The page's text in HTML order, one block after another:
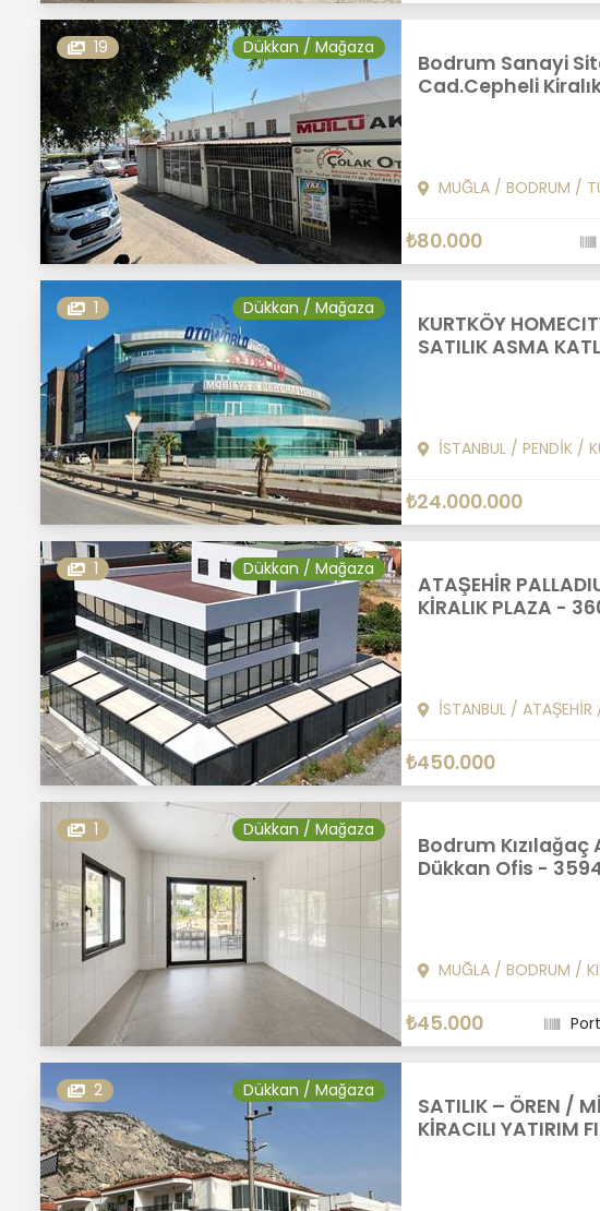
19 Dükkan / Mağaza
Bodrum Sanayi
Cad.Cepheli
MUĞLA/ BODRUM /
₺80.000
1 Dükkan / Mağaza
KURTKÖY
SATILIK ASMA
İSTANBUL/ PENDİK/
₺24.000.000
1 Dükkan / Mağaza
ATAŞEHİR
KİRALIK PLAZA -
İSTANBUL/ ATAŞEHİR
₺450.000
1 Dükkan / Mağaza
Bodrum Kızılağaç
Dükkan Ofis -
MUĞLA/ BODRUM /
₺45.000
2 Dükkan / Mağaza
SATILIK – ÖREN /
KİRACILI YATIRIM